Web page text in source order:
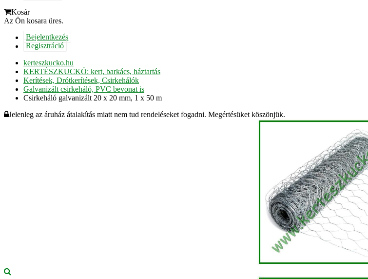
Kosár
Az Ön kosara üres.
Bejelentkezés
Regisztráció
kerteszkucko.hu
KERTÉSZKUCKÓ: kert, barkács, háztartás
Kerítések, Drótkerítések, Csirkehálók
Galvanizált csirkeháló, PVC bevonat is
Csirkeháló galvanizált 20 x 20 mm, 1 x 50 m
Jelenleg az áruház átalakítás miatt nem tud rendeléseket fogadni. Megértésüket köszönjük.